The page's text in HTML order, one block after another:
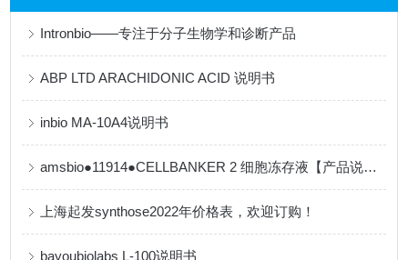
Intronbio——专注于分子生物学和诊断产品
ABP LTD ARACHIDONIC ACID 说明书
inbio MA-10A4说明书
amsbio●11914●CELLBANKER 2 细胞冻存液【产品说明书】
上海起发synthose2022年价格表，欢迎订购！
bayoubiolabs L-100说明书